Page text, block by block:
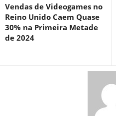
Vendas de Videogames no
Reino Unido Caem Quase
30% na Primeira Metade
de 2024